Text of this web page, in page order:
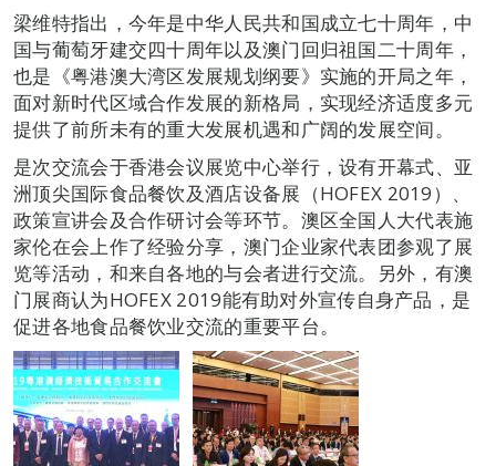
梁维特指出，今年是中华人民共和国成立七十周年，中
国与葡萄牙建交四十周年以及澳门回归祖国二十周年，
也是《粤港澳大湾区发展规划纲要》实施的开局之年，
面对新时代区域合作发展的新格局，实现经济适度多元
提供了前所未有的重大发展机遇和广阔的发展空间。
是次交流会于香港会议展览中心举行，设有开幕式、亚
洲顶尖国际食品餐饮及酒店设备展（HOFEX 2019）、
政策宣讲会及合作研讨会等环节。澳区全国人大代表施
家伦在会上作了经验分享，澳门企业家代表团参观了展
览等活动，和来自各地的与会者进行交流。另外，有澳
门展商认为HOFEX 2019能有助对外宣传自身产品，是
促进各地食品餐饮业交流的重要平台。